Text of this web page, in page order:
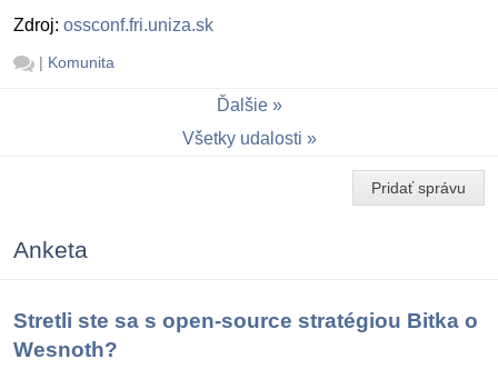
Zdroj: ossconf.fri.uniza.sk
| Komunita
Ďalšie
Všetky udalosti
Pridať správu
Anketa
Stretli ste sa s open-source stratégiou Bitka o
Wesnoth?